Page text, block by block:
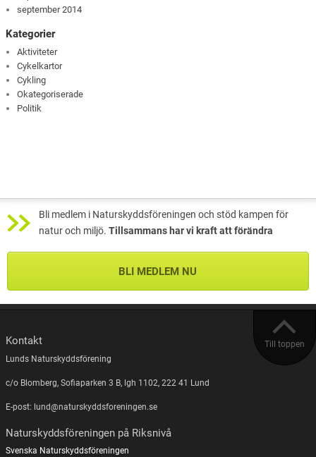
september 2014
Kategorier
Aktiviteter
Cykelkartor
Cykling
Okategoriserade
Politik
Bli medlem i Naturskyddsföreningen och stöd kampen för
natur och miljö. Tillsammans har vi kraft att förändra
BLI MEDLEM NU
Till toppen
Kontakt
Lunds Naturskyddsförening
c/o Blomberg, Sofiaparken 3 B, lgh 1102, 222 41 Lund
E-post: lund@naturskyddsforeningen.se
Naturskyddsföreningen på Riksnivå
Svenska Naturskyddsföreningen